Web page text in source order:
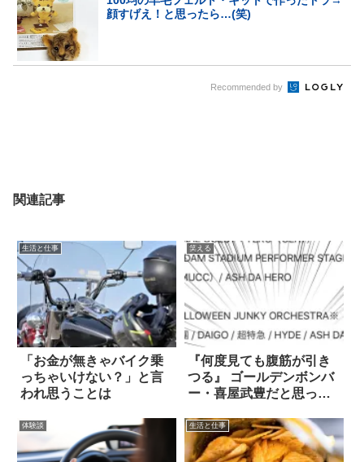
顔すげえ！と思ったら…(笑)
Recommended by
関連記事
生活と仕事
「お金が無きゃバイク乗
っちゃいけない？」と言
われ思うことは
笑える
『何度見ても腹筋が引き
つる』 ゴールデンボンバ
ー・喜屋武豊だと思った
体験談 生活と仕事